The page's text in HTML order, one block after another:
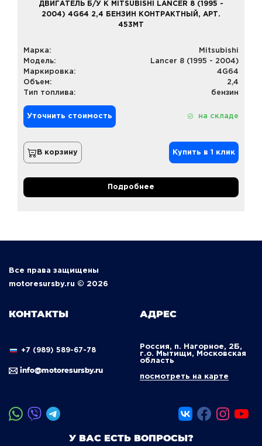
ДВИГАТЕЛЬ Б/У К MITSUBISHI LANCER 8 (1995 -
2004) 4G64 2,4 БЕНЗИН КОНТРАКТНЫЙ, АРТ.
453MT
Марка:
Mitsubishi
Модель:
Lancer 8 (1995 - 2004)
Маркировка:
4G64
Объем:
2,4
Тип топлива:
бензин
Уточнить стоимость на складе
В корзину Купить в 1 клик
Подробнее
Все права защищены
motoresursby.ru © 2026
КОНТАКТЫ
+7 (989) 589-67-78
info@motoresursby.ru
АДРЕС
Россия, п. Нагорное, 2Б,
г.о. Мытищи, Московская
область
посмотреть на карте
У ВАС ЕСТЬ ВОПРОСЫ?